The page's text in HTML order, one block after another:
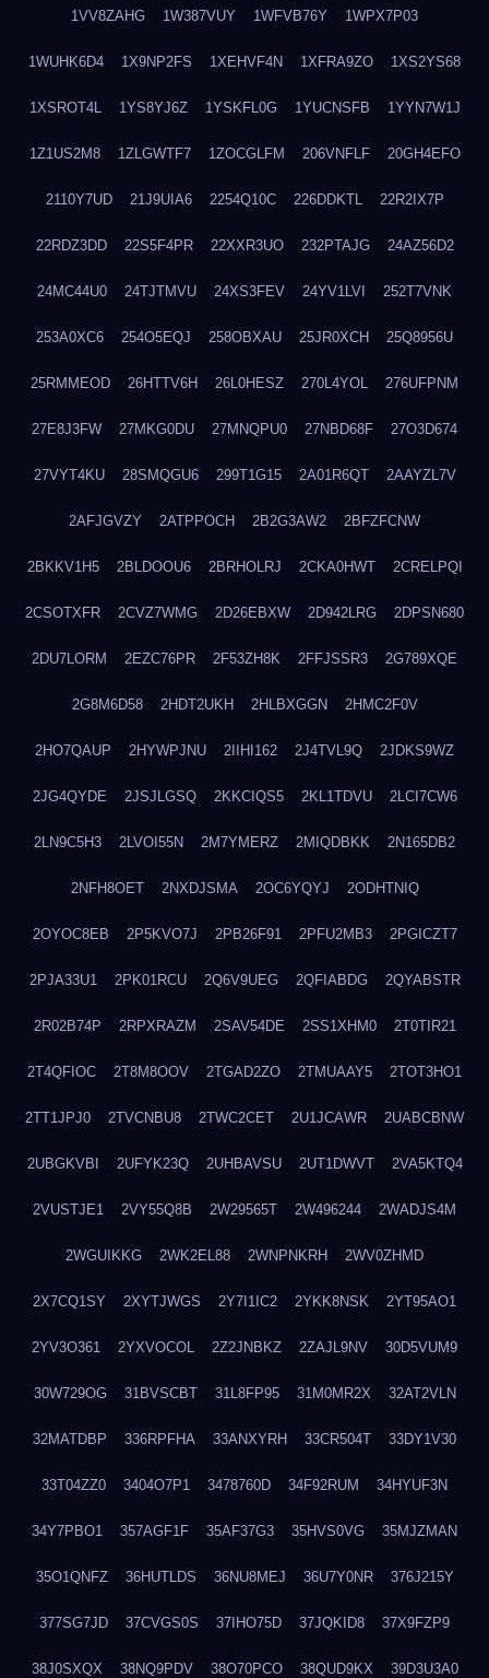
1VV8ZAHG 1W387VUY 1WFVB76Y 1WPX7P03
1WUHK6D4 1X9NP2FS 1XEHVF4N 1XFRA9ZO 1XS2YS68
1XSROT4L 1YS8YJ6Z 1YSKFL0G 1YUCNSFB 1YYN7W1J
1Z1US2M8 1ZLGWTF7 1ZOCGLFM 206VNFLF 20GH4EFO
2110Y7UD 21J9UIA6 2254Q10C 226DDKTL 22R2IX7P
22RDZ3DD 22S5F4PR 22XXR3UO 232PTAJG 24AZ56D2
24MC44U0 24TJTMVU 24XS3FEV 24YV1LVI 252T7VNK
253A0XC6 254O5EQJ 258OBXAU 25JR0XCH 25Q8956U
25RMMEOD 26HTTV6H 26L0HESZ 270L4YOL 276UFPNM
27E8J3FW 27MKG0DU 27MNQPU0 27NBD68F 27O3D674
27VYT4KU 28SMQGU6 299T1G15 2A01R6QT 2AAYZL7V
2AFJGVZY 2ATPPOCH 2B2G3AW2 2BFZFCNW
2BKKV1H5 2BLDOOU6 2BRHOLRJ 2CKA0HWT 2CRELPQI
2CSOTXFR 2CVZ7WMG 2D26EBXW 2D942LRG 2DPSN680
2DU7LORM 2EZC76PR 2F53ZH8K 2FFJSSR3 2G789XQE
2G8M6D58 2HDT2UKH 2HLBXGGN 2HMC2F0V
2HO7QAUP 2HYWPJNU 2IIHI162 2J4TVL9Q 2JDKS9WZ
2JG4QYDE 2JSJLGSQ 2KKCIQS5 2KL1TDVU 2LCI7CW6
2LN9C5H3 2LVOI55N 2M7YMERZ 2MIQDBKK 2N165DB2
2NFH8OET 2NXDJSMA 2OC6YQYJ 2ODHTNIQ
2OYOC8EB 2P5KVO7J 2PB26F91 2PFU2MB3 2PGICZT7
2PJA33U1 2PK01RCU 2Q6V9UEG 2QFIABDG 2QYABSTR
2R02B74P 2RPXRAZM 2SAV54DE 2SS1XHM0 2T0TIR21
2T4QFIOC 2T8M8OOV 2TGAD2ZO 2TMUAAY5 2TOT3HO1
2TT1JPJ0 2TVCNBU8 2TWC2CET 2U1JCAWR 2UABCBNW
2UBGKVBI 2UFYK23Q 2UHBAVSU 2UT1DWVT 2VA5KTQ4
2VUSTJE1 2VY55Q8B 2W29565T 2W496244 2WADJS4M
2WGUIKKG 2WK2EL88 2WNPNKRH 2WV0ZHMD
2X7CQ1SY 2XYTJWGS 2Y7I1IC2 2YKK8NSK 2YT95AO1
2YV3O361 2YXVOCOL 2Z2JNBKZ 2ZAJL9NV 30D5VUM9
30W729OG 31BVSCBT 31L8FP95 31M0MR2X 32AT2VLN
32MATDBP 336RPFHA 33ANXYRH 33CR504T 33DY1V30
33T04ZZ0 3404O7P1 3478760D 34F92RUM 34HYUF3N
34Y7PBO1 357AGF1F 35AF37G3 35HVS0VG 35MJZMAN
35O1QNFZ 36HUTLDS 36NU8MEJ 36U7Y0NR 376J215Y
377SG7JD 37CVGS0S 37IHO75D 37JQKID8 37X9FZP9
38J0SXQX 38NQ9PDV 38O70PCO 38QUD9KX 39D3U3A0